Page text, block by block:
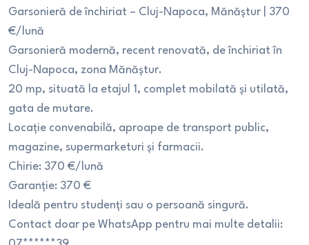
Garsonieră de închiriat – Cluj-Napoca, Mănăștur | 370
€/lună
Garsonieră modernă, recent renovată, de închiriat în
Cluj-Napoca, zona Mănăștur.
20 mp, situată la etajul 1, complet mobilată și utilată,
gata de mutare.
Locație convenabilă, aproape de transport public,
magazine, supermarketuri și farmacii.
Chirie: 370 €/lună
Garanție: 370 €
Ideală pentru studenți sau o persoană singură.
Contact doar pe WhatsApp pentru mai multe detalii: